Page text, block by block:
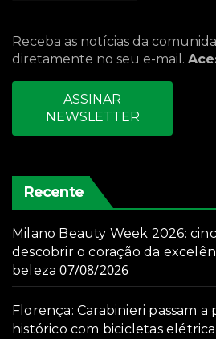
Receba as notícias da
diretamente no seu e-mail.
ASSINAR
NEWSLETTER
Recente
Milano Beauty Week 2026:
descobrir o coração da
beleza 07/08/2026
Florença: Carabinieri passam
histórico com bicicletas